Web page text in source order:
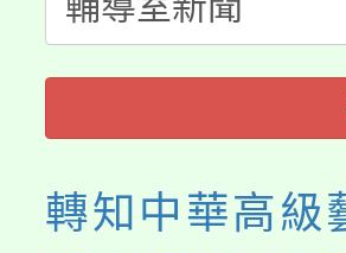
程
轉知中華高級